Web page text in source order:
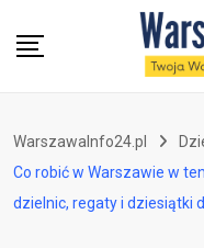
WarszawaInfo24.pl
Co robić w Warszawie w
dzielnic, regaty i dziesiątki